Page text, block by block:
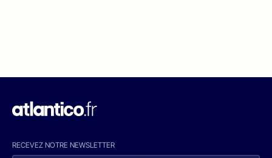
RECEVEZ NOTRE NEWSLETTER